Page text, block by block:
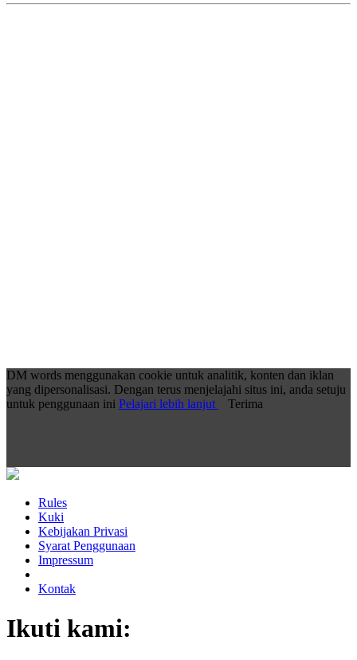
DM words menggunakan cookie untuk analitik, konten dan iklan
yang dipersonalisasi. Dengan terus menjelajahi situs ini, anda setuju
untuk penggunaan ini Pelajari lebih lanjut Terima
Rules
Kuki
Kebijakan Privasi
Syarat Penggunaan
Impressum
Kontak
Ikuti kami: